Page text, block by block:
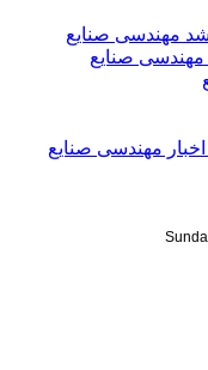
مهندسی صنایع
مهندسی صنایع
مهندسی صنایع